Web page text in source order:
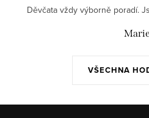
VŠECHNA
Děvčata vždy výborně poradí.